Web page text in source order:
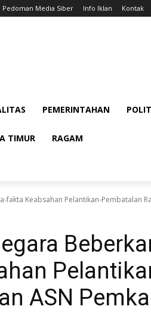
Pedoman Media Siber Info Iklan Kontak
PEMERINTAHAN
TIMUR RAGAM
fakta Keabsahan Pelantikan-Pembatalan
ASN